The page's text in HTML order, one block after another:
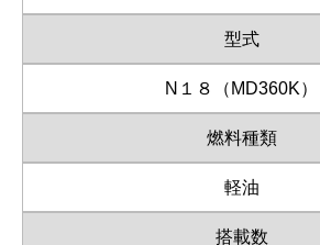
型式
N１８（MD360K）
燃料種類
軽油
搭載数